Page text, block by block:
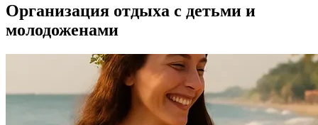
Организация отдыха с детьми и
молодоженами